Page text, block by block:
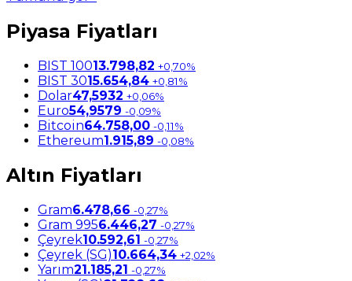
Piyasa Fiyatları
BIST 10013.798,82 +0,70%
BIST 3015.654,84 +0,81%
Dolar47,5932 +0,06%
Euro54,9579 -0,09%
Bitcoin64.758,00 -0,11%
Ethereum1.915,89 -0,08%
Altın Fiyatları
Gram6.478,66 -0,27%
Gram 9956.446,27 -0,27%
Çeyrek10.592,61 -0,27%
Çeyrek (SG)10.664,34 +2,02%
Yarım21.185,21 -0,27%